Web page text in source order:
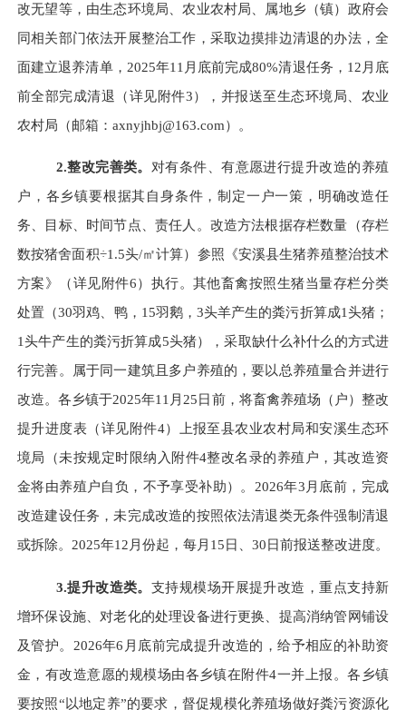
改无望等，由生态环境局、农业农村局、属地乡（镇）政府会
同相关部门依法开展整治工作，采取边摸排边清退的办法，全
面建立退养清单， 2025年11月底前完成80%清退任务，12月底
前全部完成清退（详见附件3），并报送至生态环境局、农业
农村局（邮箱： axnyjhbj@163.com）。
2.整改完善类。 对有条件、有意愿进行提升改造的养殖
户，各乡镇要根据其自身条件，制定一户一策，明确改造任
务、目标、时间节点、责任人。改造方法根据存栏数量（存栏
数按猪舍面积÷1.5头/㎡计算）参照《安溪县生猪养殖整治技术
方案》（详见附件6）执行。其他畜禽按照生猪当量存栏分类
处置（30羽鸡、鸭，15羽鹅，3头羊产生的粪污折算成1头猪；
1头牛产生的粪污折算成5头猪），采取缺什么补什么的方式进
行完善。属于同一建筑且多户养殖的，要以总养殖量合并进行
改造。各乡镇于2025年11月25日前，将畜禽养殖场（户）整改
提升进度表（详见附件4）上报至县农业农村局和安溪生态环
境局（未按规定时限纳入附件4整改名录的养殖户，其改造资
金将由养殖户自负，不予享受补助）。2026年3月底前，完成
改造建设任务，未完成改造的按照依法清退类无条件强制清退
或拆除。2025年12月份起，每月15日、30日前报送整改进度。
3.提升改造类。 支持规模场开展提升改造，重点支持新
增环保设施、对老化的处理设备进行更换、提高消纳管网铺设
及管护。 2026年6月底前完成提升改造的，给予相应的补助资
金，有改造意愿的规模场由各乡镇在附件4一并上报。各乡镇
要按照“以地定养”的要求 ， 督促规模化养殖场做好粪污资源化